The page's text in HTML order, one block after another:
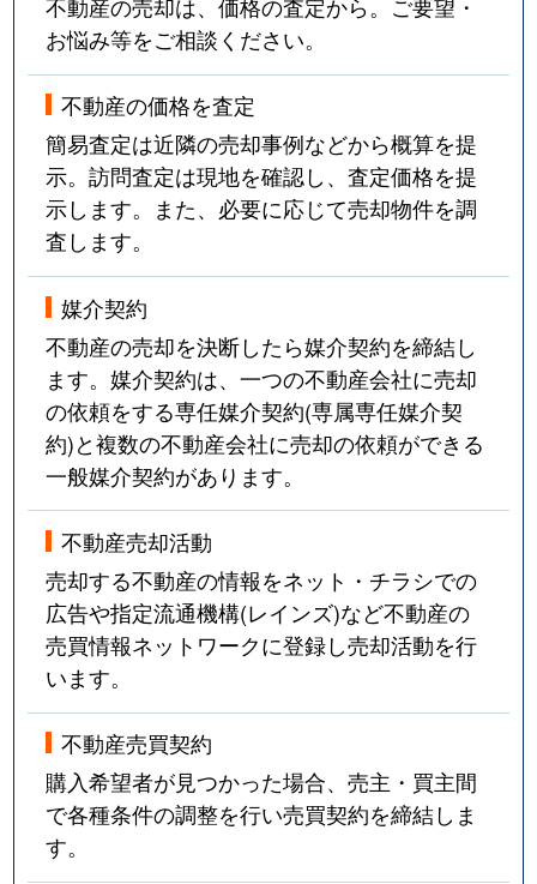
お悩み等をご相談ください。
不動産の価格を査定
簡易査定は近隣の売却事例などから概算を提
示。訪問査定は現地を確認し、査定価格を提
示します。また、必要に応じて売却物件を調
査します。
媒介契約
不動産の売却を決断したら媒介契約を締結し
ます。媒介契約は、一つの不動産会社に売却
の依頼をする専任媒介契約(専属専任媒介契
約)と複数の不動産会社に売却の依頼ができる
一般媒介契約があります。
不動産売却活動
売却する不動産の情報をネット・チラシでの
広告や指定流通機構(レインズ)など不動産の
売買情報ネットワークに登録し売却活動を行
います。
不動産売買契約
購入希望者が見つかった場合、売主・買主間
で各種条件の調整を行い売買契約を締結しま
す。